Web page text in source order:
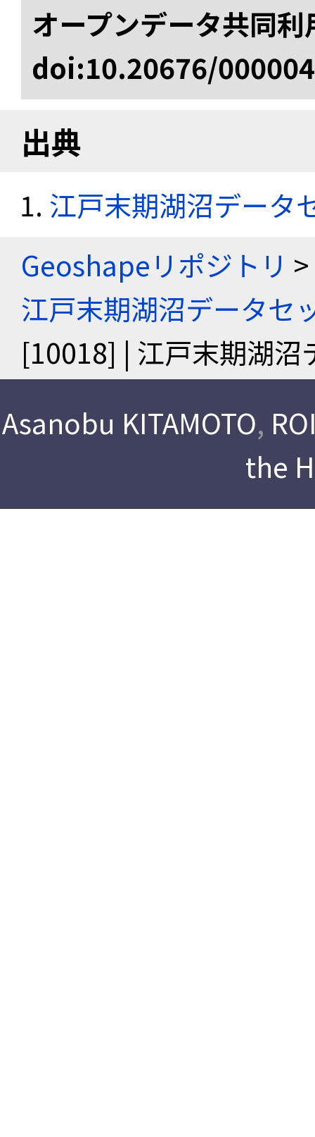
オープンデータ共同
doi:10.20676/
出典
江戸末期湖沼データ
Geoshapeリポジトリ >
江戸末期湖沼データセ
[10018] | 江戸末期湖沼
Asanobu KITAMOTO,
the